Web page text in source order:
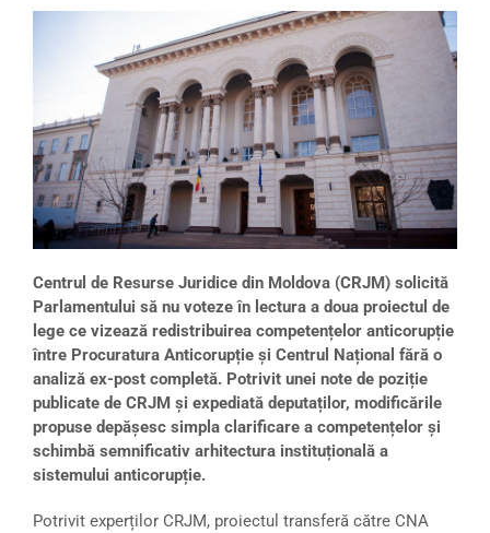
Centrul de Resurse Juridice din Moldova (CRJM) solicită
Parlamentului să nu voteze în lectura a doua proiectul de
lege ce vizează redistribuirea competențelor anticorupție
între Procuratura Anticorupție și Centrul Național fără o
analiză ex-post completă. Potrivit unei note de poziție
publicate de CRJM și expediată deputaților, modificările
propuse depășesc simpla clarificare a competențelor și
schimbă semnificativ arhitectura instituțională a
sistemului anticorupție.
Potrivit experților CRJM, proiectul transferă către CNA